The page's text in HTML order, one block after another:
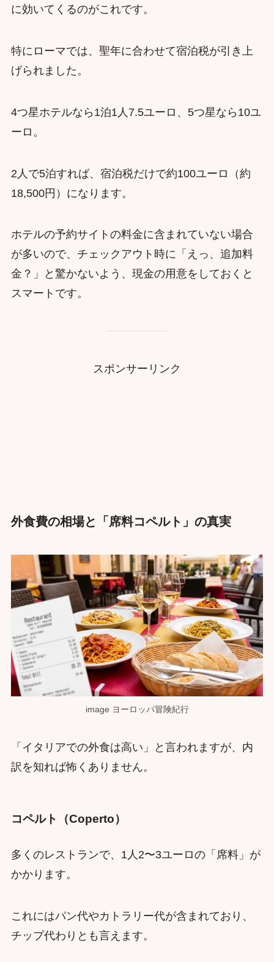
に効いてくるのがこれです。
特にローマでは、聖年に合わせて宿泊税が引き上
げられました。
4つ星ホテルなら1泊1人7.5ユーロ、5つ星なら10ユ
ーロ。
2人で5泊すれば、宿泊税だけで約100ユーロ（約
18,500円）になります。
ホテルの予約サイトの料金に含まれていない場合
が多いので、チェックアウト時に「えっ、追加料
金？」と驚かないよう、現金の用意をしておくと
スマートです。
スポンサーリンク
外食費の相場と「席料コペルト」の真実
image ヨーロッパ冒険紀行
「イタリアでの外食は高い」と言われますが、内
訳を知れば怖くありません。
コペルト（Coperto）
多くのレストランで、1人2〜3ユーロの「席料」が
かかります。
これにはパン代やカトラリー代が含まれており、
チップ代わりとも言えます。